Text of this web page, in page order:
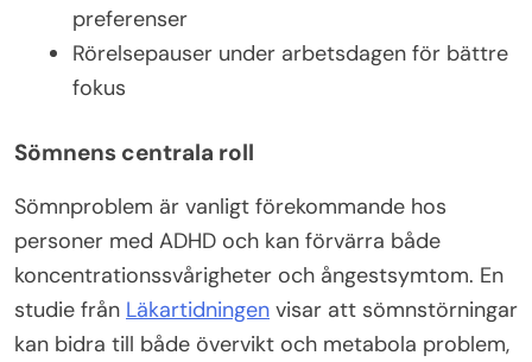
preferenser
Rörelsepauser under arbetsdagen för bättre
fokus
Sömnens centrala roll
Sömnproblem är vanligt förekommande hos
personer med ADHD och kan förvärra både
koncentrationssvårigheter och ångestsymtom. En
studie från Läkartidningen visar att sömnstörningar
kan bidra till både övervikt och metabola problem,